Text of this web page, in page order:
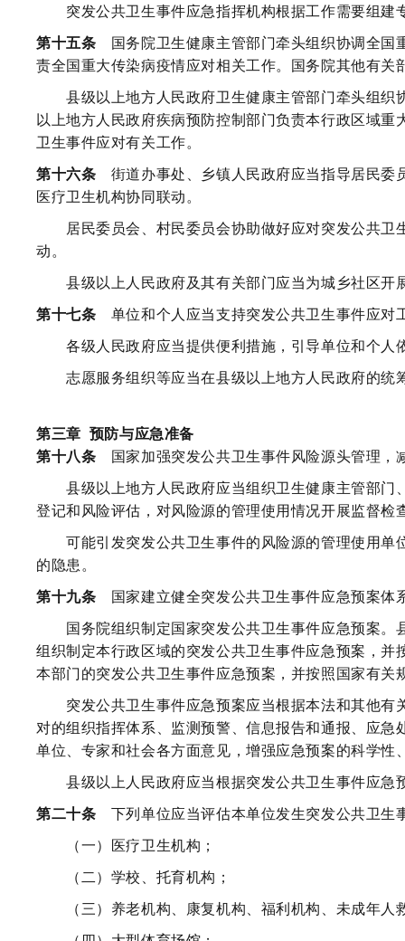
突发公共卫生事件应急指挥机构根据工作需要组建
第十五条 国务院卫生健康主管部门牵头组织协调全国
责全国重大传染病疫情应对相关工作。国务院其他有
县级以上地方人民政府卫生健康主管部门牵头组织
以上地方人民政府疾病预防控制部门负责本行政区域
卫生事件应对有关工作。
第十六条 街道办事处、乡镇人民政府应当指导居民委
医疗卫生机构协同联动。
居民委员会、村民委员会协助做好应对突发公共卫
动。
县级以上人民政府及其有关部门应当为城乡社区开
第十七条 单位和个人应当支持突发公共卫生事件应对
各级人民政府应当提供便利措施，引导单位和个人
志愿服务组织等应当在县级以上地方人民政府的统
第三章 预防与应急准备
第十八条 国家加强突发公共卫生事件风险源头管理，
县级以上地方人民政府应当组织卫生健康主管部门
登记和风险评估，对风险源的管理使用情况开展监督检
可能引发突发公共卫生事件的风险源的管理使用单
的隐患。
第十九条 国家建立健全突发公共卫生事件应急预案体
国务院组织制定国家突发公共卫生事件应急预案。
组织制定本行政区域的突发公共卫生事件应急预案，
本部门的突发公共卫生事件应急预案，并按照国家有关
突发公共卫生事件应急预案应当根据本法和其他有
对的组织指挥体系、监测预警、信息报告和通报、应
单位、专家和社会各方面意见，增强应急预案的科学
县级以上人民政府应当根据突发公共卫生事件应急
第二十条 下列单位应当评估本单位发生突发公共卫生
（一）医疗卫生机构；
（二）学校、托育机构；
（三）养老机构、康复机构、福利机构、未成年人